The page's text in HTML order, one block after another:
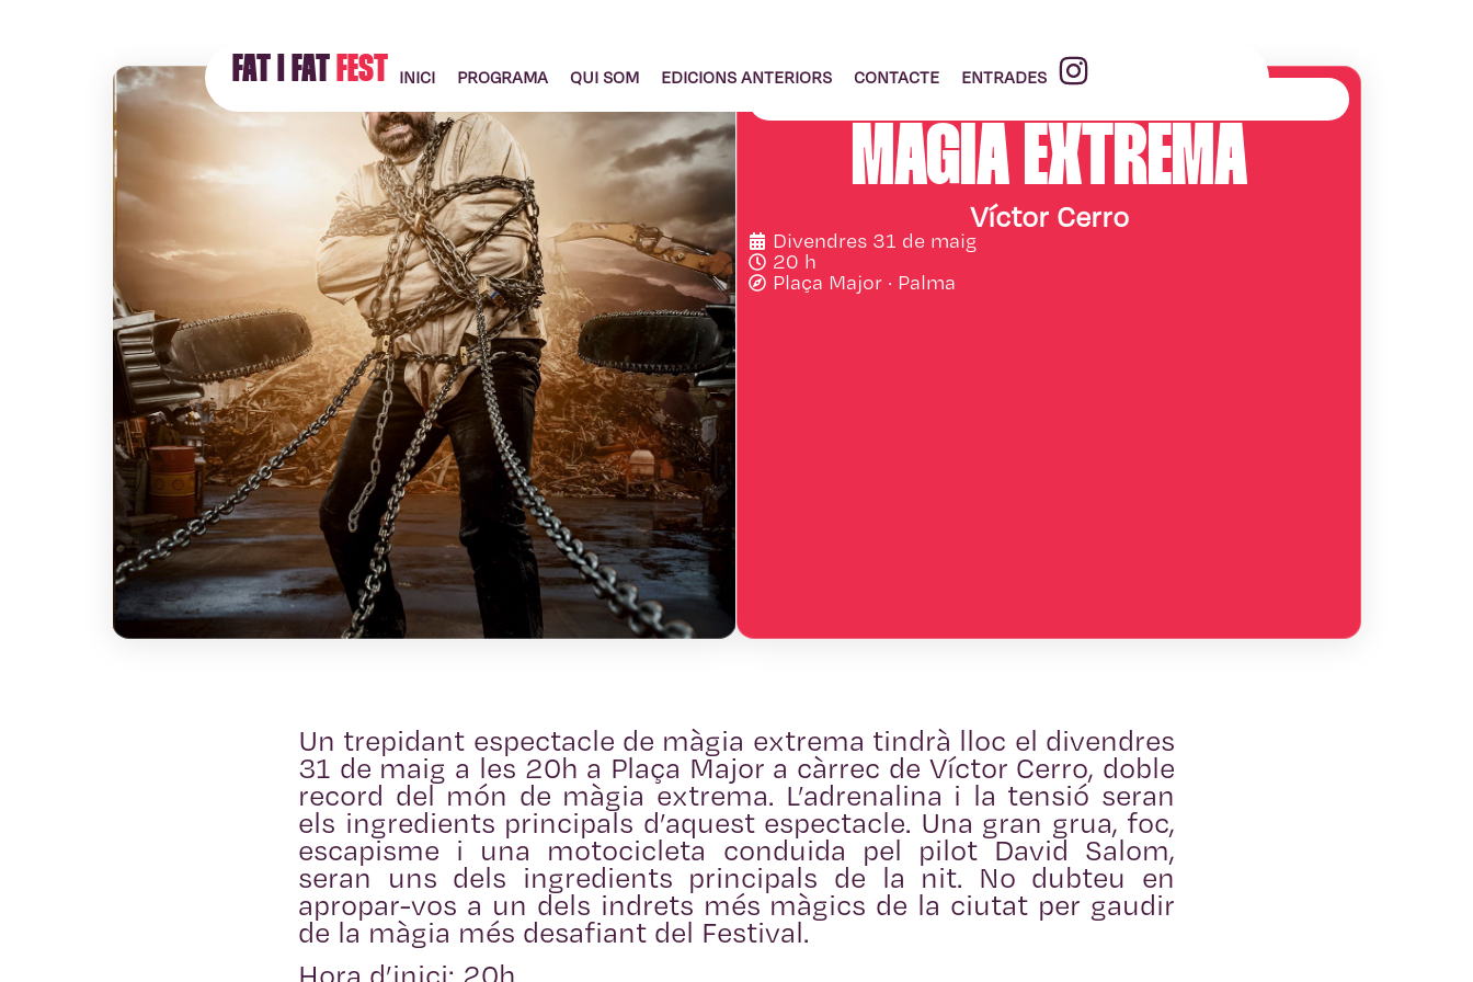
FAT I FAT FEST INICI PROGRAMA QUI SOM EDICIONS ANTERIORS CONTACTE ENTRADES
MÀGIA EXTREMA
Víctor Cerro
Divendres 31 de maig
20 h
Plaça Major · Palma
Un trepidant espectacle de màgia extrema tindrà lloc el divendres
31 de maig a les 20h a Plaça Major a càrrec de Víctor Cerro, doble
record del món de màgia extrema. L’adrenalina i la tensió seran
els ingredients principals d’aquest espectacle. Una gran grua, foc,
escapisme i una motocicleta conduida pel pilot David Salom,
seran uns dels ingredients principals de la nit. No dubteu en
apropar-vos a un dels indrets més màgics de la ciutat per gaudir
de la màgia més desafiant del Festival.
Hora d’inici: 20h